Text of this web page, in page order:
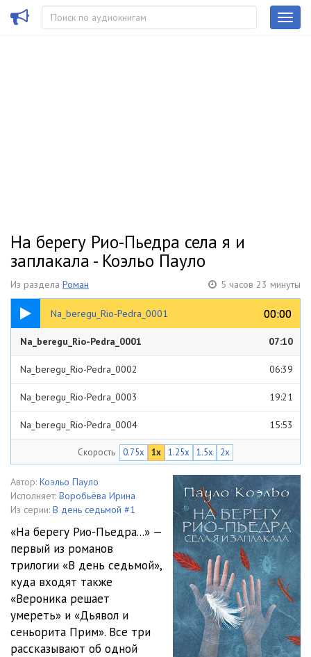
На берегу Рио-Пьедра села я и
заплакала - Коэльо Пауло
Из раздела Роман 5 часов 23 минуты
Na_beregu_Rio-Pedra_0001 00:00
00:00
07:10
Na_beregu_Rio-Pedra_0001 07:10
Na_beregu_Rio-Pedra_0002 06:39
Na_beregu_Rio-Pedra_0003 19:21
Na_beregu_Rio-Pedra_0004 15:53
Na_beregu_Rio-Pedra_0005
Na_beregu_Rio-Pedra_0006 20:32
Na_beregu_Rio-Pedra_0007 19:27
Na_beregu_Rio-Pedra_0008 20:38
Na_beregu_Rio-Pedra_0009 25:47
Na_beregu_Rio-Pedra_0010 24:13
Na_beregu_Rio-Pedra_0011 25:39
Na_beregu_Rio-Pedra_0012 27:28
Скорость 0.75x 1x 1.25x 1.5x 2x
Автор: Коэльо Пауло
Исполняет: Воробьёва Ирина
Из серии: В день седьмой #1
«На берегу Рио-Пьедра...» —
первый из романов
трилогии «В день седьмой»,
куда входят также
«Вероника решает
умереть» и «Дьявол и
сеньорита Прим». Все три
рассказывают об одной